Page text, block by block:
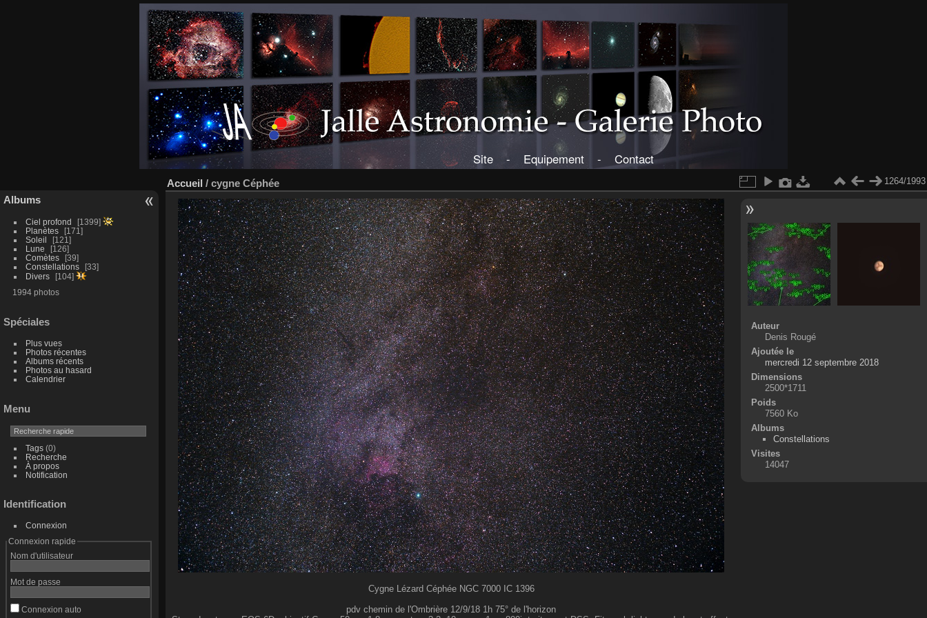
Site - Equipement - Contact
Albums
Ciel profond
1399
Planètes
171
Soleil
121
Lune
126
Comètes
39
Constellations
33
Divers
104
1994 photos
Spéciales
Plus vues
Photos récentes
Albums récents
Photos au hasard
Calendrier
Menu
Tags(0)
Recherche
À propos
Notification
Identification
Connexion
Connexion rapide
Nom d'utilisateur
Mot de passe
Connexion auto
Accueil / cygne Céphée 1264/1993
Cygne Lézard Céphée NGC 7000 IC 1396
pdv chemin de l'Ombrière 12/9/18 1h 75° de l'horizon
Auteur
Denis Rougé
Ajoutée le
mercredi 12 septembre 2018
Dimensions
2500*1711
Poids
7560 Ko
Albums
Constellations
Visites
14047